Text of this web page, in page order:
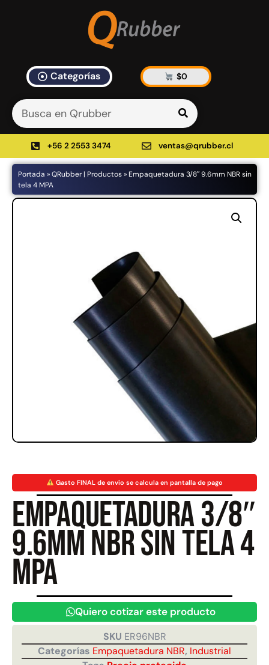
Categorías $0
+56 2 2553 3474 ventas@qrubber.cl
Portada »QRubber | Productos» Empaquetadura 3/8″ 9.6mm NBR sin
tela 4 MPA
Gasto FINAL de envío se calcula en pantalla de pago
Empaquetadura 3/8″
9.6mm NBR sin tela 4
MPA
Quiero cotizar este producto
SKU ER96NBR
Categorías Empaquetadura NBR, Industrial
Artículos Blog
535 results found in 10ms
Filtrar
Productos
Rampa Móvil Hidráulica
carga 10ton
Juego Modular 35
QplayGround
5.926.486
Juego Modular 40
$4.859.984 $9.558.557
$4.790.000
Agregar al carrito